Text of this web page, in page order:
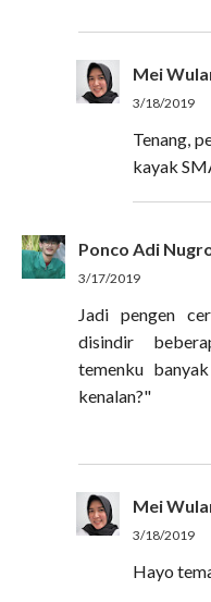
Mei
3/18/2019
Tenang,
kayak
Ponco Adi
3/17/2019
Jadi pengen
disindir
temenku
kenalan?"
Mei
3/18/2019
Hayo